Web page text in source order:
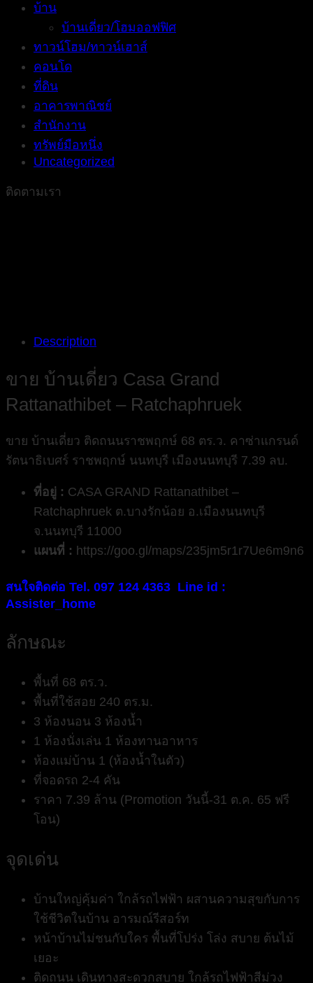
บ้าน
บ้านเดี่ยว/โฮมออฟฟิศ
ทาวน์โฮม/ทาวน์เฮาส์
คอนโด
ที่ดิน
อาคารพาณิชย์
สำนักงาน
ทรัพย์มือหนึ่ง
Uncategorized
ติดตามเรา
Description
ขาย บ้านเดี่ยว Casa Grand
Rattanathibet – Ratchaphruek
ขาย บ้านเดี่ยว ติดถนนราชพฤกษ์ 68 ตร.ว. คาซ่าแกรนด์
รัตนาธิเบศร์ ราชพฤกษ์ นนทบุรี เมืองนนทบุรี 7.39 ลบ.
ที่อยู่ : CASA GRAND Rattanathibet –
Ratchaphruek ต.บางรักน้อย อ.เมืองนนทบุรี
จ.นนทบุรี 11000
แผนที่ : https://goo.gl/maps/235jm5r1r7Ue6m9n6
สนใจติดต่อ Tel. 097 124 4363 Line id :
Assister_home
ลักษณะ
พื้นที่ 68 ตร.ว.
พื้นที่ใช้สอย 240 ตร.ม.
3 ห้องนอน 3 ห้องน้ำ
1 ห้องนั่งเล่น 1 ห้องทานอาหาร
ห้องแม่บ้าน 1 (ห้องน้ำในตัว)
ที่จอดรถ 2-4 คัน
ราคา 7.39 ล้าน (Promotion วันนี้-31 ต.ค. 65 ฟรี
โอน)
จุดเด่น
บ้านใหญ่คุ้มค่า ใกล้รถไฟฟ้า ผสานความสุขกับการ
ใช้ชีวิตในบ้าน อารมณ์รีสอร์ท
หน้าบ้านไม่ชนกับใคร พื้นที่โปร่ง โล่ง สบาย ต้นไม้
เยอะ
ติดถนน เดินทางสะดวกสบาย ใกล้รถไฟฟ้าสีม่วง